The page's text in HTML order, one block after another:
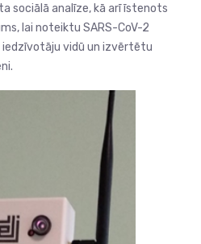
sociālā analīze, kā arī īstenots
lai noteiktu SARS-CoV-2
vidū un izvērtētu